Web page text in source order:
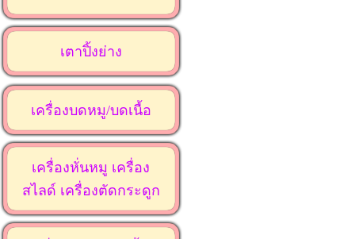
เตาปิ้งย่าง
เครื่องบดหมู/บดเนื้อ
เครื่องหั่นหมู เครื่อง
สไลด์ เครื่องตัดกระดูก